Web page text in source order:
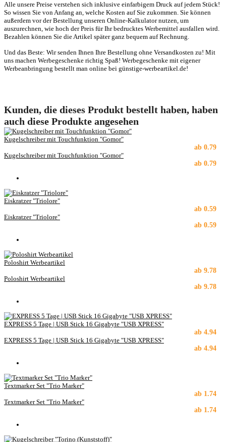
Alle unsere Preise verstehen sich inklusive einfarbigem Druck auf jedem Stück!
So wissen Sie von Anfang an, welche Kosten auf Sie zukommen. Sie können
außerdem vor der Bestellung unseren Online-Kalkulator nutzen, um
auszurechnen, wie hoch der Preis für Ihr bedrucktes Werbemittel ausfallen wird.
Bezahlen können Sie die Artikel später ganz bequem auf Rechnung.
Und das Beste: Wir senden Ihnen Ihre Bestellung ohne Versandkosten zu! Mit
uns machen Werbegeschenke richtig Spaß! Werbegeschenke mit eigener
Werbeanbringung bestellt man online bei günstige-werbeartikel.de!
Kunden, die dieses Produkt bestellt haben, haben
auch diese Produkte angesehen
Kugelschreiber mit Touchfunktion "Gomor"
ab 0.79
Kugelschreiber mit Touchfunktion "Gomor"
ab 0.79
Eiskratzer "Triolore"
ab 0.59
Eiskratzer "Triolore"
ab 0.59
Poloshirt Werbeartikel
ab 9.78
Poloshirt Werbeartikel
ab 9.78
EXPRESS 5 Tage | USB Stick 16 Gigabyte "USB XPRESS"
ab 4.94
EXPRESS 5 Tage | USB Stick 16 Gigabyte "USB XPRESS"
ab 4.94
Textmarker Set "Trio Marker"
ab 1.74
Textmarker Set "Trio Marker"
ab 1.74